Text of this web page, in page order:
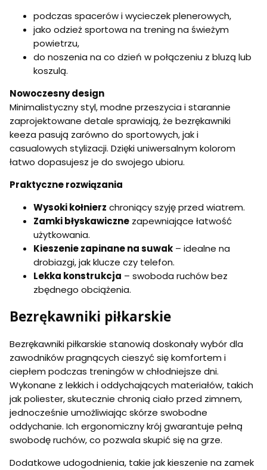
podczas spacerów i wycieczek plenerowych,
jako odzież sportowa na trening na świeżym
powietrzu,
do noszenia na co dzień w połączeniu z bluzą lub
koszulą.
Nowoczesny design
Minimalistyczny styl, modne przeszycia i starannie
zaprojektowane detale sprawiają, że bezrękawniki
keeza pasują zarówno do sportowych, jak i
casualowych stylizacji. Dzięki uniwersalnym kolorom
łatwo dopasujesz je do swojego ubioru.
Praktyczne rozwiązania
Wysoki kołnierz chroniący szyję przed wiatrem.
Zamki błyskawiczne zapewniające łatwość
użytkowania.
Kieszenie zapinane na suwak – idealne na
drobiazgi, jak klucze czy telefon.
Lekka konstrukcja – swoboda ruchów bez
zbędnego obciążenia.
Bezrękawniki piłkarskie
Bezrękawniki piłkarskie stanowią doskonały wybór dla
zawodników pragnących cieszyć się komfortem i
ciepłem podczas treningów w chłodniejsze dni.
Wykonane z lekkich i oddychających materiałów, takich
jak poliester, skutecznie chronią ciało przed zimnem,
jednocześnie umożliwiając skórze swobodne
oddychanie. Ich ergonomiczny krój gwarantuje pełną
swobodę ruchów, co pozwala skupić się na grze.
Dodatkowe udogodnienia, takie jak kieszenie na zamek